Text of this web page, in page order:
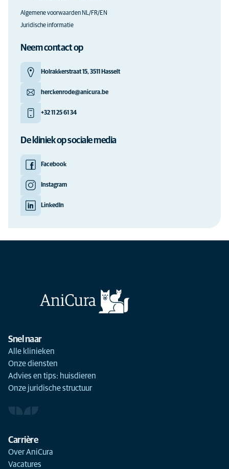
Algemene voorwaarden NL/FR/EN
Juridische informatie
Neem contact op
Holrakkerstraat 15, 3511 Hasselt
herckenrode@anicura.be
+32 11 25 61 34
De kliniek op sociale media
Facebook
Instagram
LinkedIn
Snel naar
Alle klinieken
Onze diensten
Advies en tips: huisdieren
Onze juridische structuur
Carrière
Over AniCura
Vacatures